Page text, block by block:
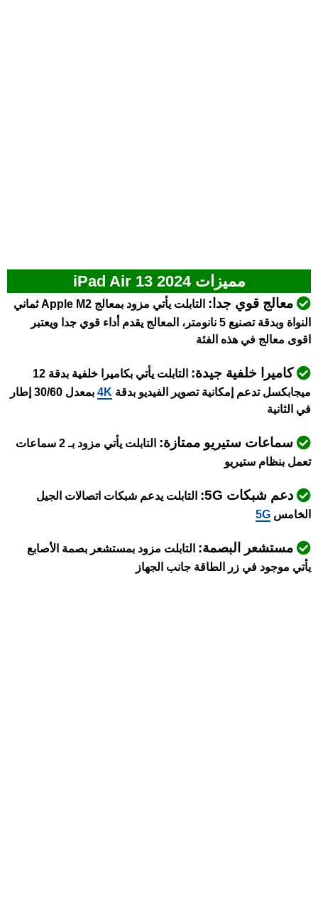
مميزات iPad Air 13 2024
معالج قوي جدا:
التابلت يأتي مزود بمعالج Apple M2 ثماني
النواة وبدقة تصنيع 5 نانومتر، المعالج يقدم أداء قوي جدا ويعتبر
اقوى معالج في هذه الفئة
كاميرا خلفية جيدة:
التابلت يأتي بكاميرا خلفية بدقة 12
ميجابكسل تدعم إمكانية تصوير الفيديو بدقة 4K
بمعدل 30/60 إطار
في الثانية
سماعات ستيريو ممتازة:
التابلت يأتي مزود بـ 2 سماعات
تعمل بنظام ستيريو
دعم شبكات 5G:
التابلت يدعم شبكات اتصالات الجيل
الخامس 5G
مستشعر البصمة: التابلت مزود بمستشعر بصمة الأصابع
يأتي موجود في زر الطاقة جانب الجهاز